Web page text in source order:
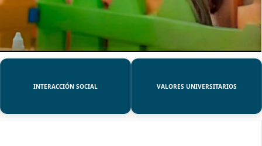
INTERACCIÓN SOCIAL VALORES UNIVERSITARIOS